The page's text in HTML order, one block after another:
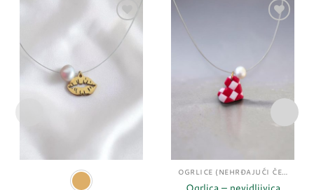
Dodaj
Dodaj
OGRLICE (NEHRĐAJUĆI ČELIK)